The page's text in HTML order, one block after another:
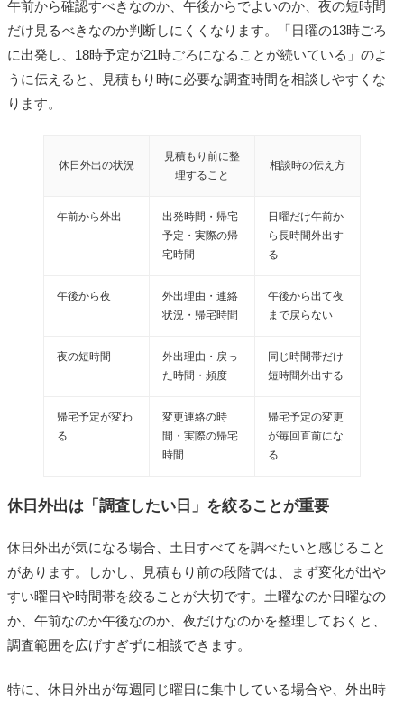
午前から確認すべきなのか、午後からでよいのか、夜の短時間
だけ見るべきなのか判断しにくくなります。「日曜の13時ごろ
に出発し、18時予定が21時ごろになることが続いている」のよ
うに伝えると、見積もり時に必要な調査時間を相談しやすくな
ります。
休日外出の状況
見積もり前に整
理すること
相談時の伝え方
午前から外出
出発時間・帰宅
予定・実際の帰
宅時間
日曜だけ午前か
ら長時間外出す
る
午後から夜
外出理由・連絡
状況・帰宅時間
午後から出て夜
まで戻らない
夜の短時間
外出理由・戻っ
た時間・頻度
同じ時間帯だけ
短時間外出する
帰宅予定が変わ
る
変更連絡の時
間・実際の帰宅
時間
帰宅予定の変更
が毎回直前にな
る
休日外出は「調査したい日」を絞ることが重要
休日外出が気になる場合、土日すべてを調べたいと感じること
があります。しかし、見積もり前の段階では、まず変化が出や
すい曜日や時間帯を絞ることが大切です。土曜なのか日曜なの
か、午前なのか午後なのか、夜だけなのかを整理しておくと、
調査範囲を広げすぎずに相談できます。
特に、休日外出が毎週同じ曜日に集中している場合や、外出時